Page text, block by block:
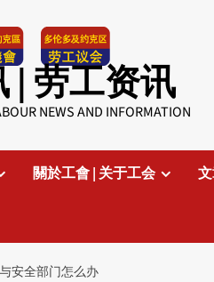
| 劳工资讯
NEWS AND INFORMATION
關於工會 | 关于工会
安全部门怎么办